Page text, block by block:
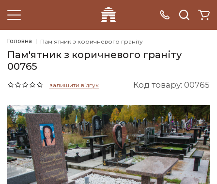
Головна Пам'ятник з коричневого граніту
Пам'ятник з коричневого граніту
00765
залишити відгук Код товару: 00765